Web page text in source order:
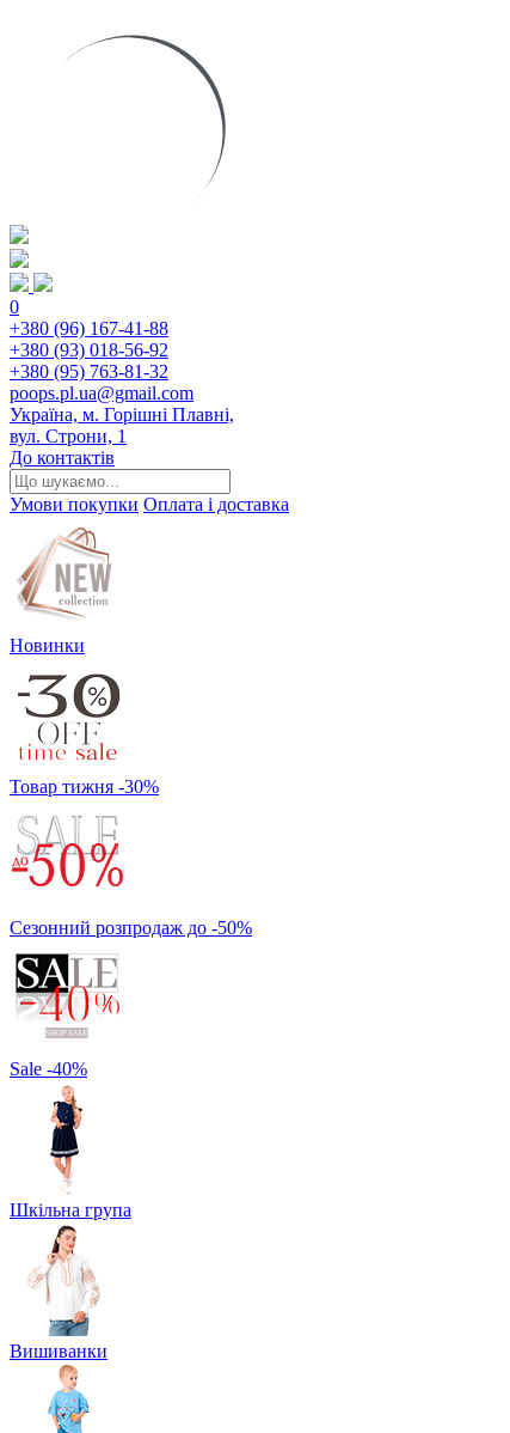
0
+380 (96) 167-41-88
+380 (93) 018-56-92
+380 (95) 763-81-32
poops.pl.ua@gmail.com
Україна, м. Горішні Плавні,
вул. Строни, 1
До контактів
Умови покупки Оплата і доставка
Новинки
Товар тижня -30%
Сезонний розпродаж до -50%
Sale -40%
Шкільна група
Вишиванки